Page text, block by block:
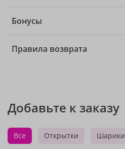
Бонусы
Правила возврата
Добавьте к заказу
Все Открытки Шарики